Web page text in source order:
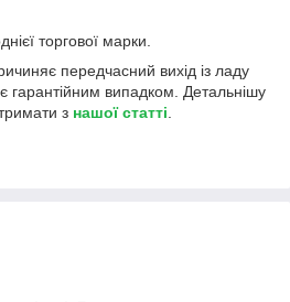
торгової марки.
передчасний вихід із ладу
є гарантійним випадком. Детальнішу
з нашої статті